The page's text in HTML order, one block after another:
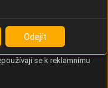
kurzoru,
zlepšovat
se k reklamnímu
Odejít